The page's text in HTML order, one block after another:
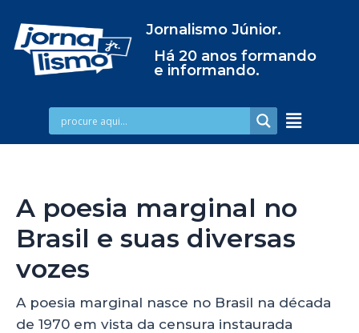
Jornalismo Júnior.
Há 20 anos formando
e informando.
A poesia marginal no
Brasil e suas diversas
vozes
A poesia marginal nasce no Brasil na década
de 1970 em vista da censura instaurada